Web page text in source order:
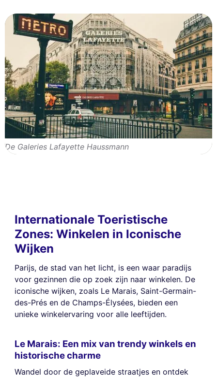
De Galeries Lafayette Haussmann
Internationale Toeristische
Zones: Winkelen in Iconische
Wijken
Parijs, de stad van het licht, is een waar paradijs
voor gezinnen die op zoek zijn naar winkelen. De
iconische wijken, zoals Le Marais, Saint-Germain-
des-Prés en de Champs-Élysées, bieden een
unieke winkelervaring voor alle leeftijden.
Le Marais: Een mix van trendy winkels en
historische charme
Wandel door de geplaveide straatjes en ontdek